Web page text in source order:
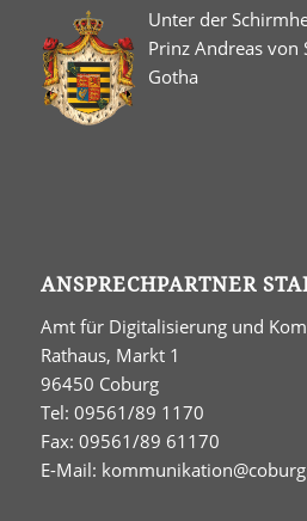
Unter der
Prinz Andreas von
Gotha
ANSPRECHPARTNER
Amt für Digitalisierung und
Rathaus, Markt 1
96450 Coburg
Tel: 09561/89 1170
Fax: 09561/89 61170
E-Mail: